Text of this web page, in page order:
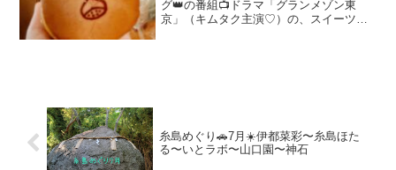
グ👑の番組📺ドラマ「グランメゾン東
京」（キムタク主演♡）の、スイーツを
糸島めぐり🚗7月☀️伊都菜彩〜糸島ほた
る〜いとラボ〜山口園〜神石